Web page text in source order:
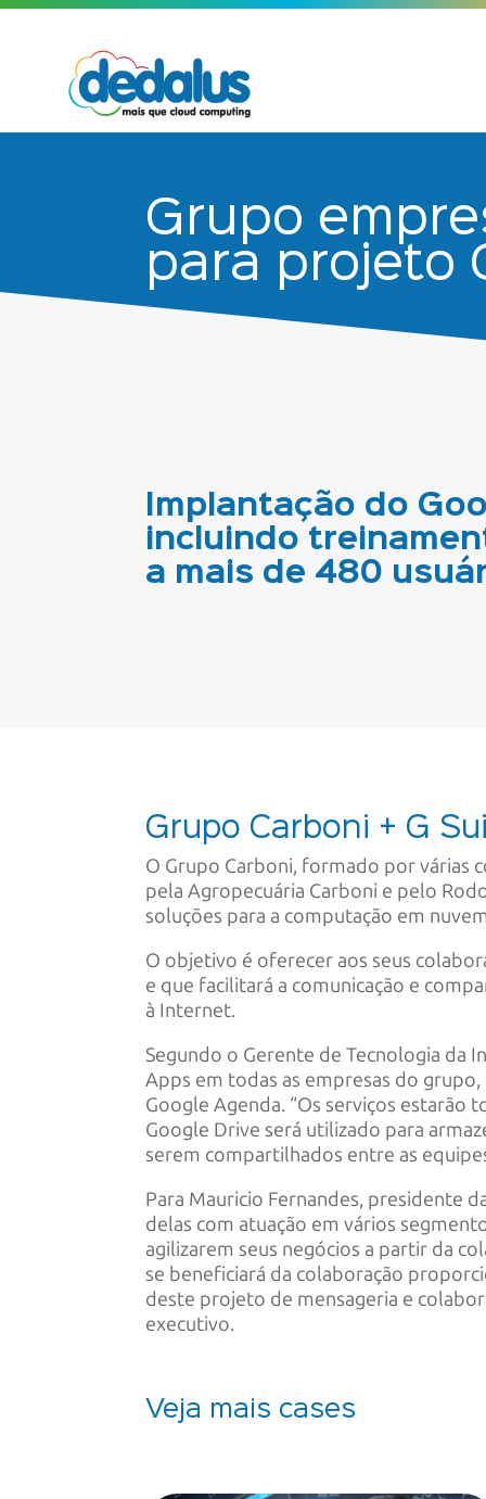
Grupo
para projeto
Implantação do
incluindo
a mais de 480
Grupo Carboni + G
O Grupo Carboni, formado por várias
pela Agropecuária Carboni e pelo
soluções para a computação em
O objetivo é oferecer aos seus
e que facilitará a comunicação e
à Internet.
Segundo o Gerente de Tecnologia da
Apps em todas as empresas do
Google Agenda. “Os serviços estarão
Google Drive será utilizado para
serem compartilhados entre as
Para Mauricio Fernandes, presidente
delas com atuação em vários
agilizarem seus negócios a partir da
se beneficiará da colaboração
deste projeto de mensageria e
executivo.
Veja mais cases